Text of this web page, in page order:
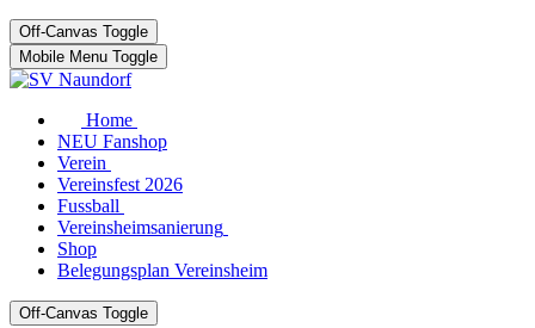
Off-Canvas Toggle
Mobile Menu Toggle
Home
NEU Fanshop
Verein
Vereinsfest 2026
Fussball
Vereinsheimsanierung
Shop
Belegungsplan Vereinsheim
Off-Canvas Toggle